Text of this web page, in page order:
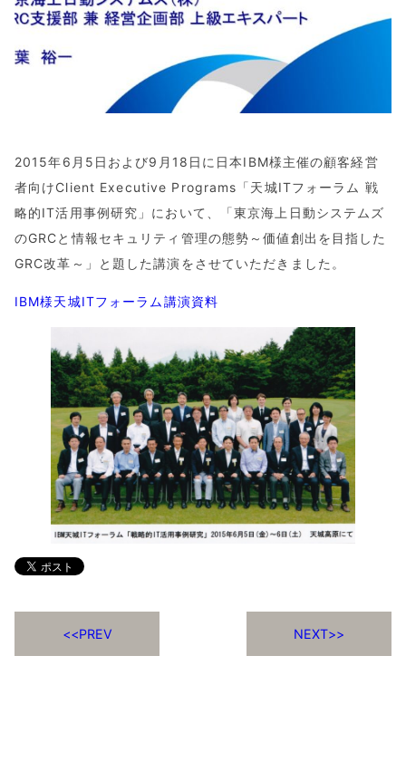
2015年6月5日および9月18日に日本IBM様主催の顧客経営
者向けClient Executive Programs「天城ITフォーラム 戦
略的IT活用事例研究」において、「東京海上日動システムズ
のGRCと情報セキュリティ管理の態勢～価値創出を目指した
GRC改革～」と題した講演をさせていただきました。
IBM様天城ITフォーラム講演資料
PREV NEXT